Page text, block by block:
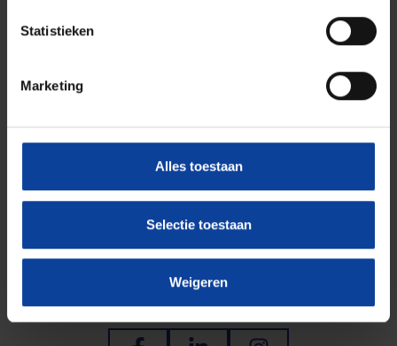
Statistieken
Marketing
Alles toestaan
Selectie toestaan
Weigeren
B. de Groot
bram.degroot@nrgpallas.com